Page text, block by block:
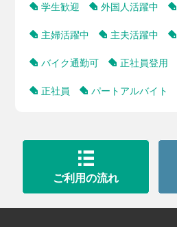
学生歓迎 外国人活躍中
主婦活躍中 主夫活躍中
バイク通勤可 正社員登用
正社員 パートアルバイト
ご利用の流れ